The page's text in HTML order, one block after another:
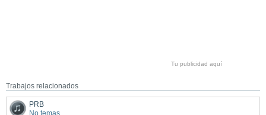
Tu publicidad aquí
Trabajos relacionados
PRB
No temas